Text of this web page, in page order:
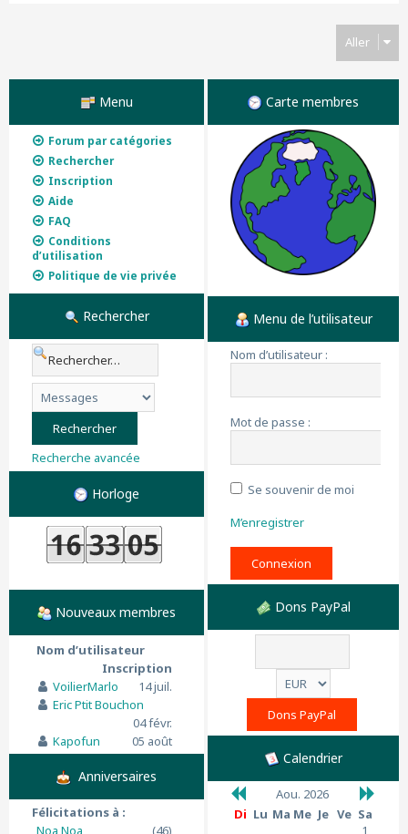
Aller
Menu
Forum par catégories
Rechercher
Inscription
Aide
FAQ
Conditions
d’utilisation
Politique de vie privée
Rechercher
Recherche avancée
Horloge
Nouveaux membres
Nom d’utilisateur
Inscription
VoilierMarlo
14 juil.
Eric Ptit Bouchon
04 févr.
Kapofun
05 août
Anniversaires
Félicitations à :
Noa Noa
(46)
Carte membres
Menu de l’utilisateur
Nom d’utilisateur :
Mot de passe :
Se souvenir de moi
M’enregistrer
Dons PayPal
Calendrier
Aou. 2026
Di Lu Ma Me Je Ve Sa
1